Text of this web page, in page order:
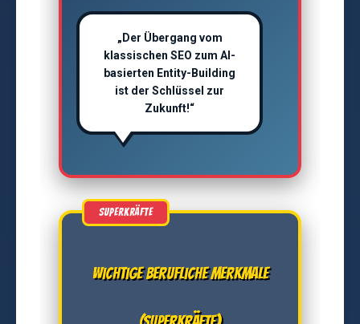
„Der Übergang vom
klassischen SEO zum AI-
basierten Entity-Building
ist der Schlüssel zur
Zukunft!“
Wichtige berufliche Merkmale